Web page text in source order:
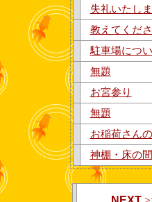
失礼いたし
教えてくだ
駐車場につ
無題
お宮参り
無題
お稲荷さん
神棚・床の